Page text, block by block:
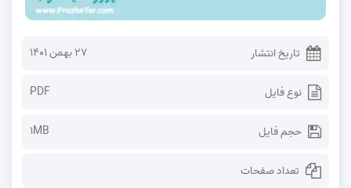
تاریخ انتشار ۲۷ بهمن ۱۴۰۱
نوع فایل PDF
حجم فایل 1MB
تعداد صفحات